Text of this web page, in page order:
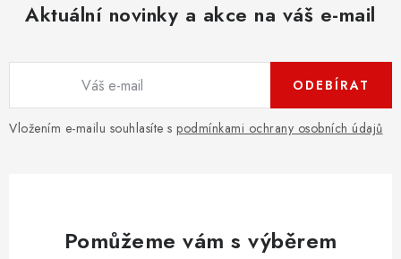
Aktuální novinky a akce na váš e-mail
Vložením e-mailu souhlasíte s podmínkami ochrany osobních údajů
ODEBÍRAT
Pomůžeme vám s výběrem